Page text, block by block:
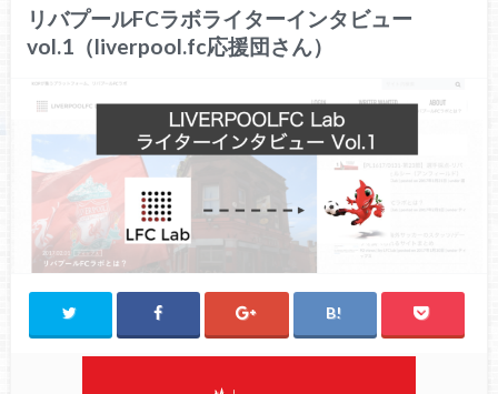
リバプールFCラボライターインタビュー
vol.1（liverpool.fc応援団さん）